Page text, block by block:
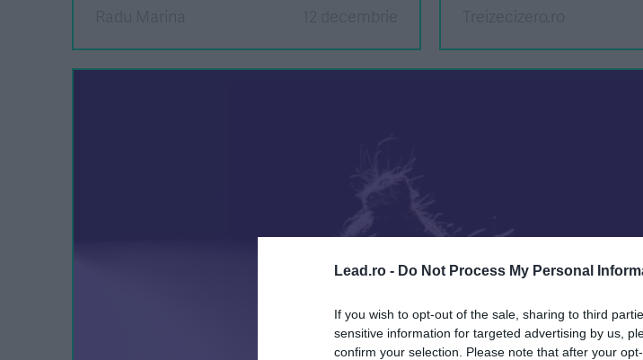
Lead.ro - Do Not Process My Personal
If you wish to opt-out of the sale, sharing to third
sensitive information for targeted advertising by us,
confirm your selection. Please note that after your